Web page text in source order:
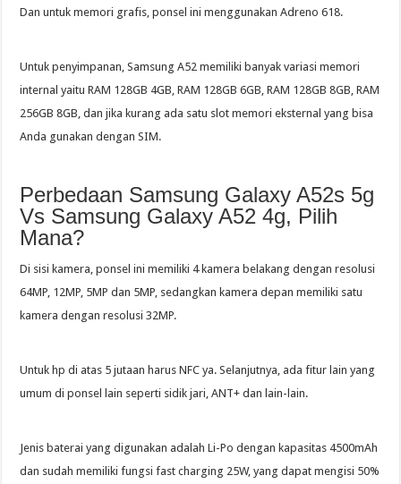
Dan untuk memori grafis, ponsel ini menggunakan Adreno 618.
Untuk penyimpanan, Samsung A52 memiliki banyak variasi memori
internal yaitu RAM 128GB 4GB, RAM 128GB 6GB, RAM 128GB 8GB, RAM
256GB 8GB, dan jika kurang ada satu slot memori eksternal yang bisa
Anda gunakan dengan SIM.
Perbedaan Samsung Galaxy A52s 5g
Vs Samsung Galaxy A52 4g, Pilih
Mana?
Di sisi kamera, ponsel ini memiliki 4 kamera belakang dengan resolusi
64MP, 12MP, 5MP dan 5MP, sedangkan kamera depan memiliki satu
kamera dengan resolusi 32MP.
Untuk hp di atas 5 jutaan harus NFC ya. Selanjutnya, ada fitur lain yang
umum di ponsel lain seperti sidik jari, ANT+ dan lain-lain.
Jenis baterai yang digunakan adalah Li-Po dengan kapasitas 4500mAh
dan sudah memiliki fungsi fast charging 25W, yang dapat mengisi 50%